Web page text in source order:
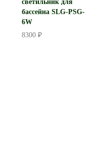
светильник для
бассейна SLG-PSG-
6W
8300 ₽